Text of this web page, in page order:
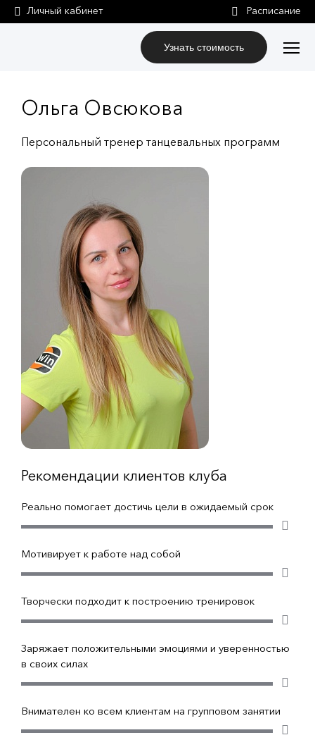
Личный кабинет
Узнать стоимость
Ольга Овсюкова
Персональный тренер танцевальных программ
Рекомендации клиентов клуба
Реально помогает достичь цели в ожидаемый срок
Мотивирует к работе над собой
Творчески подходит к построению тренировок
Заряжает положительными эмоциями и уверенностью
в своих силах
Внимателен ко всем клиентам на групповом занятии